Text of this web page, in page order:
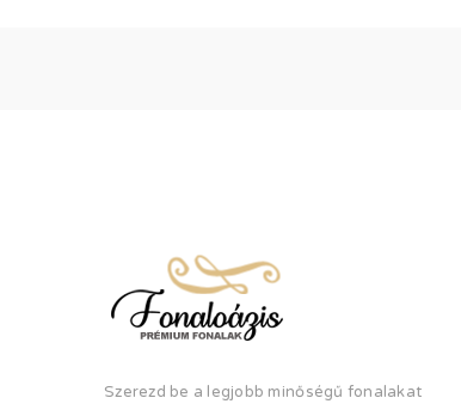
Szerezd be a legjobb minőségű fonalakat